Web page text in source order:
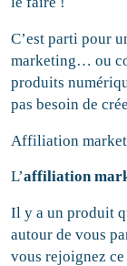
C’est parti pour
marketing… ou
produits
pas besoin de
Affiliation
L’affiliation
Il y a un produit
autour de vous
vous rejoignez